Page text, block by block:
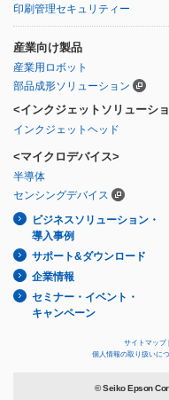
印刷管理セキュリティー
産業向け製品
産業用ロボット
部品成形ソリューション
<インクジェットソリューシ
インクジェットヘッド
<マイクロデバイス>
半導体
センシングデバイス
ビジネスソリューション・
導入事例
サポート&ダウンロード
企業情報
セミナー・イベント・
キャンペーン
サイトマップ |
個人情報の取り扱いに
© Seiko Epson